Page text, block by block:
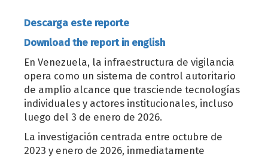
Descarga este reporte
Download the report in english
En Venezuela, la infraestructura de vigilancia
opera como un sistema de control autoritario
de amplio alcance que trasciende tecnologías
individuales y actores institucionales, incluso
luego del 3 de enero de 2026.
La investigación centrada entre octubre de
2023 y enero de 2026, inmediatamente